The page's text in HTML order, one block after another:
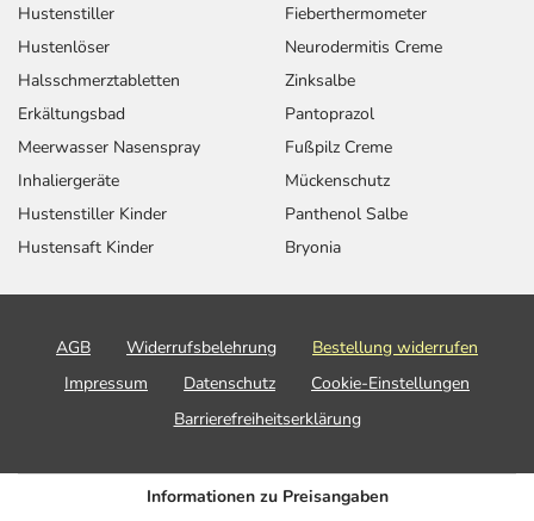
Hustenstiller
Hustenlöser
Halsschmerztabletten
Erkältungsbad
Meerwasser Nasenspray
Inhaliergeräte
Hustenstiller Kinder
Hustensaft Kinder
Fieberthermometer
Neurodermitis Creme
Zinksalbe
Pantoprazol
Fußpilz Creme
Mückenschutz
Panthenol Salbe
Bryonia
AGB Widerrufsbelehrung
Bestellung widerrufen
Impressum
Datenschutz
Cookie-Einstellungen
Barrierefreiheitserklärung
Informationen zu Preisangaben